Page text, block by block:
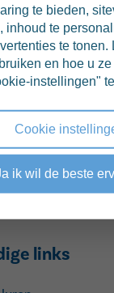
Klik op '
links
te bieden,
inhoud te
te tonen.
en hoe u
instellingen"
Cookie
ik wil de beste